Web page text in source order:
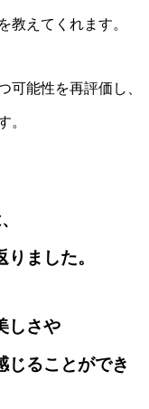
教えてくれます。
可能性を再評価し、
。
ました。
しさや
じることができ